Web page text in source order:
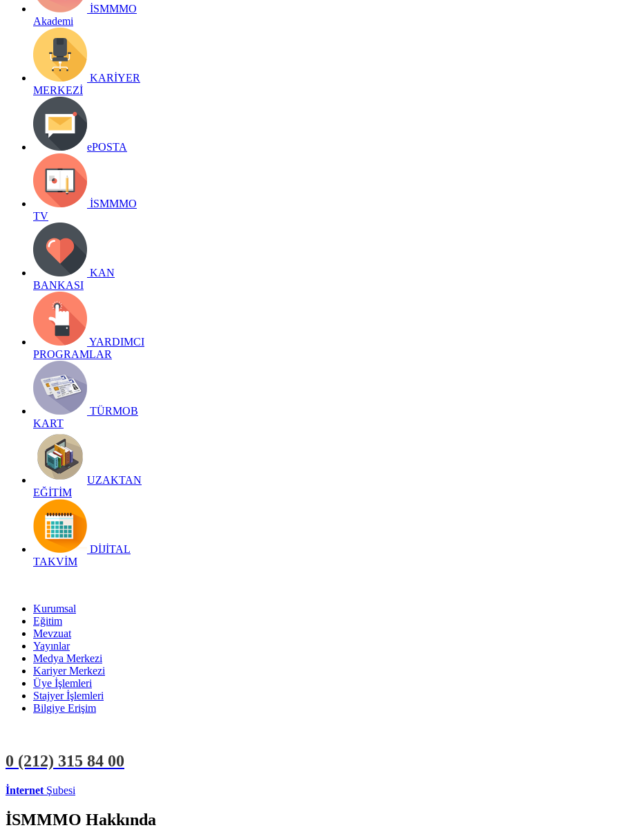
İSMMMO
Akademi
KARİYER
MERKEZİ
ePOSTA
İSMMMO
TV
KAN
BANKASI
YARDIMCI
PROGRAMLAR
TÜRMOB
KART
UZAKTAN
EĞİTİM
DİJİTAL
TAKVİM
Kurumsal
Eğitim
Mevzuat
Yayınlar
Medya Merkezi
Kariyer Merkezi
Üye İşlemleri
Stajyer İşlemleri
Bilgiye Erişim
0 (212) 315 84 00
İnternet Şubesi
İSMMMO Hakkında